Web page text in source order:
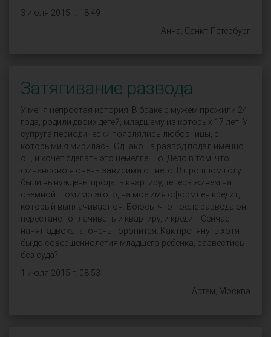
3 июля 2015 г. 18:49
Анна, Санкт-Петербург
Затягивание развода
У меня непростая история. В браке с мужем прожили 24
года, родили двоих детей, младшему из которых 17 лет. У
супруга периодически появлялись любовницы, с
которыми я мирилась. Однако на развод подал именно
он, и хочет сделать это немедленно. Дело в том, что
финансово я очень зависима от него. В прошлом году
были вынуждены продать квартиру, теперь живем на
съемной. Помимо этого, на мое имя оформлен кредит,
который выплачивает он. Боюсь, что после развода он
перестанет оплачивать и квартиру, и кредит. Сейчас
нанял адвоката, очень торопится. Как протянуть хотя
бы до совершеннолетия младшего ребенка, развестись
без суда?
1 июля 2015 г. 08:53
Артем, Москва